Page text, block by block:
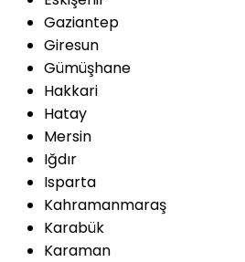
Gaziantep
Giresun
Gümüşhane
Hakkari
Hatay
Mersin
Iğdır
Isparta
Kahramanmaraş
Karabük
Karaman